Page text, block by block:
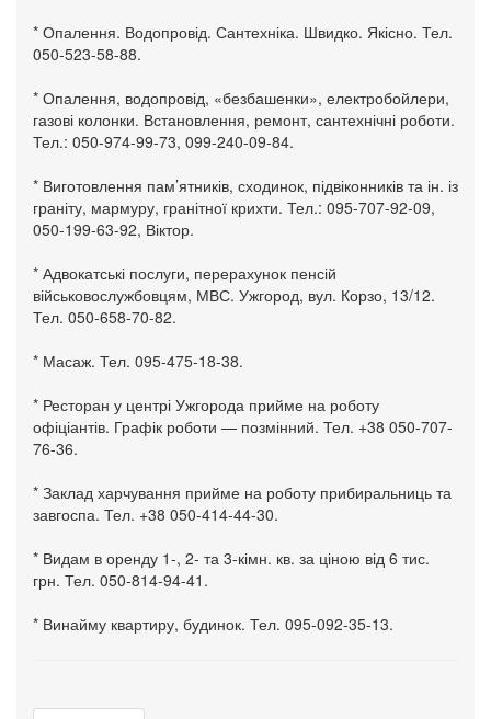
* Опалення. Водопровід. Сантехніка. Швидко. Якісно. Тел.
050-523-58-88.
* Опалення, водопровід, «безбашенки», електробойлери,
газові колонки. Встановлення, ремонт, сантехнічні роботи.
Тел.: 050-974-99-73, 099-240-09-84.
* Виготовлення пам’ятників, сходинок, підвіконників та ін. із
граніту, мармуру, гранітної крихти. Тел.: 095-707-92-09,
050-199-63-92, Віктор.
* Адвокатські послуги, перерахунок пенсій
військовослужбовцям, МВС. Ужгород, вул. Корзо, 13/12.
Тел. 050-658-70-82.
* Масаж. Тел. 095-475-18-38.
* Ресторан у центрі Ужгорода прийме на роботу
офіціантів. Графік роботи — позмінний. Тел. +38 050-707-
76-36.
* Заклад харчування прийме на роботу прибиральниць та
завгоспа. Тел. +38 050-414-44-30.
* Видам в оренду 1-, 2- та 3-кімн. кв. за ціною від 6 тис.
грн. Тел. 050-814-94-41.
* Винайму квартиру, будинок. Тел. 095-092-35-13.